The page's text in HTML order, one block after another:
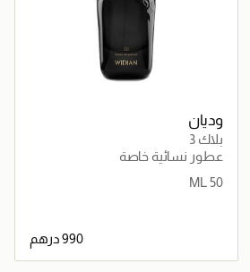
وديان
بلاك 3
عطور نسائية خاصة
50 ML